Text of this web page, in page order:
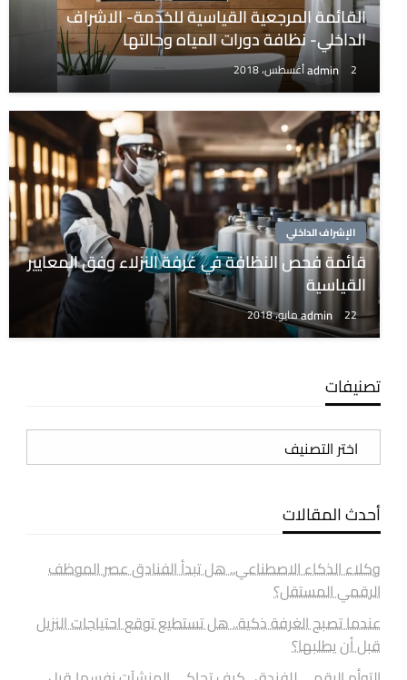
القائمة المرجعية القياسية للخدمة- الاشراف
الداخلي- نظافة دورات المياه وحالتها
admin 2 أغسطس، 2018
الإشراف الداخلي
قائمة فحص النظافة في غرفة النزلاء وفق المعايير
القياسية
admin 22 مايو، 2018
تصنيفات
تصنيفات
أحدث المقالات
وكلاء الذكاء الاصطناعي.. هل تبدأ الفنادق عصر الموظف
الرقمي المستقل؟
عندما تصبح الغرفة ذكية.. هل تستطيع توقع احتياجات النزيل
قبل أن يطلبها؟